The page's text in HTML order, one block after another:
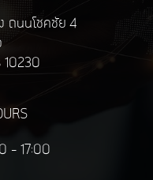
ถนนโชคชัย 4
10230
- 17:00